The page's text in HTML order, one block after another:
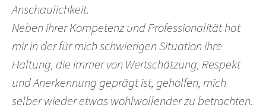
Anschaulichkeit.
Neben ihrer Kompetenz und Professionalität hat
mir in der für mich schwierigen Situation ihre
Haltung, die immer von Wertschätzung, Respekt
und Anerkennung geprägt ist, geholfen, mich
selber wieder etwas wohlwollender zu betrachten.